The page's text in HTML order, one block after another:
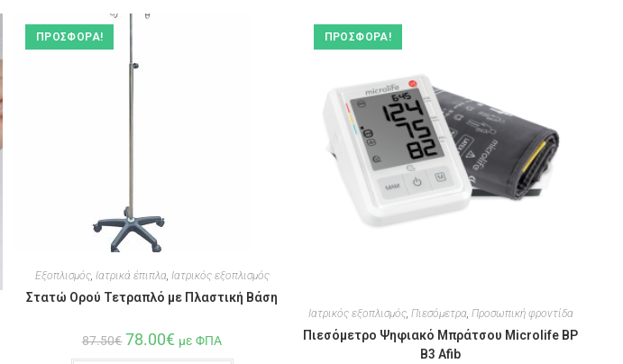
ΠΡΟΣΦΟΡΆ!
Εξοπλισμός, Ιατρικά έπιπλα Ιατρικός εξοπλισμός
Στατώ Ορού Τετραπλό με Πλαστική Βάση
87.50€ 78.00€ με ΦΠΑ
ΠΡΟΣΦΟΡΆ!
Ιατρικός εξοπλισμός, Πιεσόμετρα, Προσωπική φροντίδα
Πιεσόμετρο Ψηφιακό Μπράτσου Microlife BP
B3 Afib